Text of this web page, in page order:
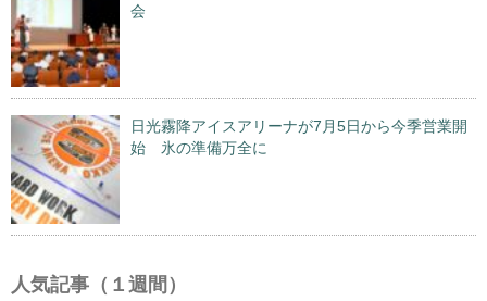
会
日光霧降アイスアリーナが7月5日から今季営業開
始 氷の準備万全に
人気記事（１週間）